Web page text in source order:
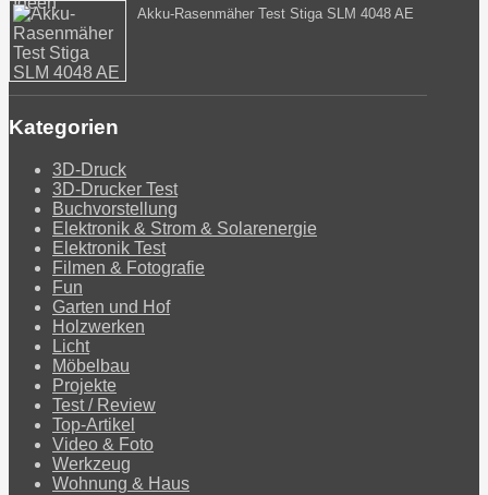
Akku-Rasenmäher Test Stiga SLM 4048 AE
Kategorien
3D-Druck
3D-Drucker Test
Buchvorstellung
Elektronik & Strom & Solarenergie
Elektronik Test
Filmen & Fotografie
Fun
Garten und Hof
Holzwerken
Licht
Möbelbau
Projekte
Test / Review
Top-Artikel
Video & Foto
Werkzeug
Wohnung & Haus